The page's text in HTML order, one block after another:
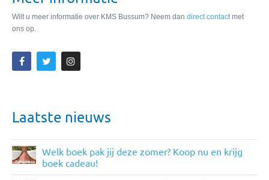
Wilt u meer informatie over KMS Bussum? Neem dan direct contactmet
ons op.
Laatste nieuws
Welk boek pak jij deze zomer? Koop nu en krijg
boek cadeau!